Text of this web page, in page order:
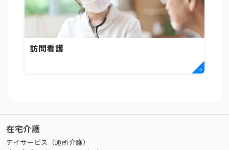
訪問看護
在宅介護
デイサービス（通所介護）